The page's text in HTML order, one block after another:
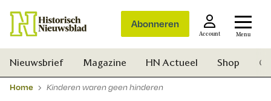
Abonneren
Account Menu
Nieuwsbrief Magazine HN Actueel Shop
Home Kinderen waren geen hinderen